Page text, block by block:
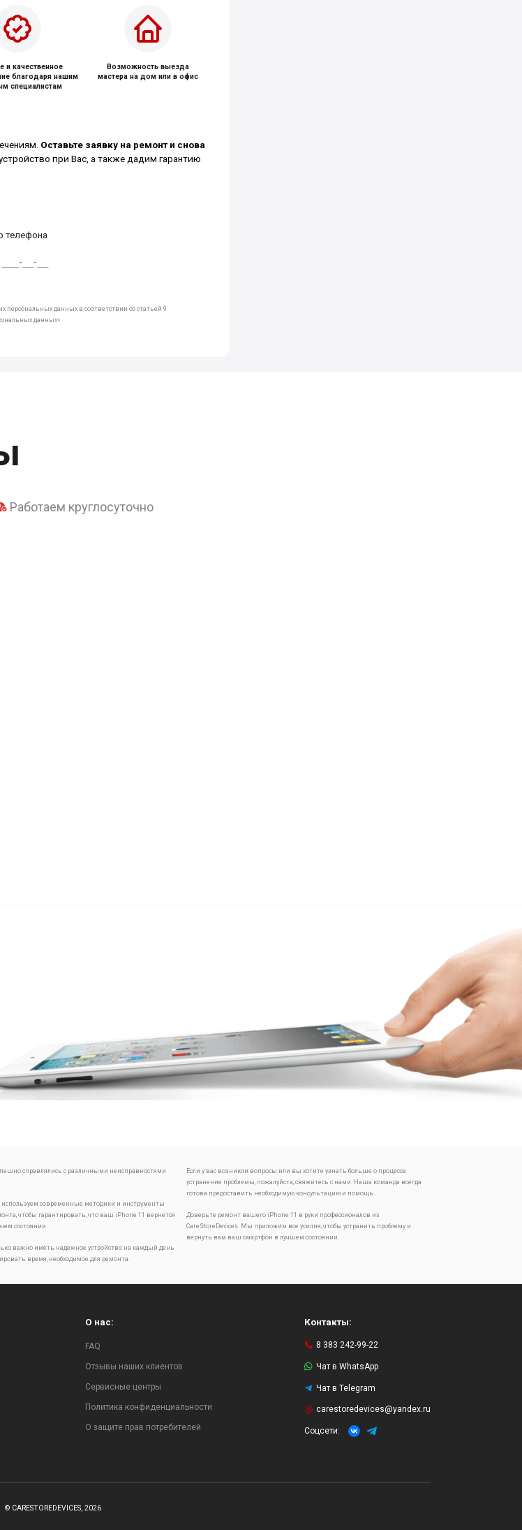
и качественное
благодаря нашим
специалистам
Возможность выезда
мастера на дом или в офис
Оставьте заявку на ремонт и снова
при Вас, а также дадим гарантию
телефона
персональных данных в соответствии со статьей 9
данных»
Работаем круглосуточно
справлялись с различными неисправностями
используем современные методики и инструменты
чтобы гарантировать, что ваш iPhone 11 вернется
состоянии.
важно иметь надежное устройство на каждый день
время, необходимое для ремонта.
Если у вас возникли вопросы или вы хотите узнать больше о процессе
устранение проблемы, пожалуйста, свяжитесь с нами. Наша команда всегда
готова предоставить необходимую консультацию и помощь.
Доверьте ремонт вашего iPhone 11 в руки профессионалов из
CareStoreDevices. Мы приложим все усилия, чтобы устранить проблему и
вернуть вам ваш смартфон в лучшем состоянии.
О нас:
FAQ
Отзывы наших клиентов
Сервисные центры
Политика конфиденциальности
О защите прав потребителей
Контакты:
8 383 242-99-22
Чат в WhatsApp
Чат в Telegram
carestoredevices@yandex.ru
Соцсети:
© CARESTOREDEVICES, 2026